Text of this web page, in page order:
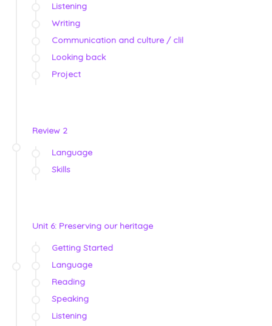
Listening
Writing
Communication and culture / clil
Looking back
Project
Review 2
Language
Skills
Unit 6: Preserving our heritage
Getting Started
Language
Reading
Speaking
Listening